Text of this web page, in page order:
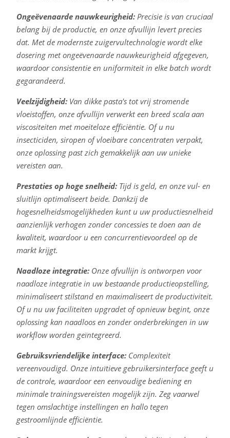
Ongeëvenaarde nauwkeurigheid:Precisie is van cruciaal
belang bij de productie, en onze afvullijn levert precies
dat. Met de modernste zuigervultechnologie wordt elke
dosering met ongeëvenaarde nauwkeurigheid afgegeven,
waardoor consistentie en uniformiteit in elke batch wordt
gegarandeerd.
Veelzijdigheid:Van dikke pasta's tot vrij stromende
vloeistoffen, onze afvullijn verwerkt een breed scala aan
viscositeiten met moeiteloze efficiëntie. Of u nu
insecticiden, siropen of vloeibare concentraten verpakt,
onze oplossing past zich gemakkelijk aan uw unieke
vereisten aan.
Prestaties op hoge snelheid:Tijd is geld, en onze vul- en
sluitlijn optimaliseert beide. Dankzij de
hogesnelheidsmogelijkheden kunt u uw productiesnelheid
aanzienlijk verhogen zonder concessies te doen aan de
kwaliteit, waardoor u een concurrentievoordeel op de
markt krijgt.
Naadloze integratie:Onze afvullijn is ontworpen voor
naadloze integratie in uw bestaande productieopstelling,
minimaliseert stilstand en maximaliseert de productiviteit.
Of u nu uw faciliteiten upgradet of opnieuw begint, onze
oplossing kan naadloos en zonder onderbrekingen in uw
workflow worden geïntegreerd.
Gebruiksvriendelijke interface:Complexiteit
vereenvoudigd. Onze intuïtieve gebruikersinterface geeft u
de controle, waardoor een eenvoudige bediening en
minimale trainingsvereisten mogelijk zijn. Zeg vaarwel
tegen omslachtige instellingen en hallo tegen
gestroomlijnde efficiëntie.